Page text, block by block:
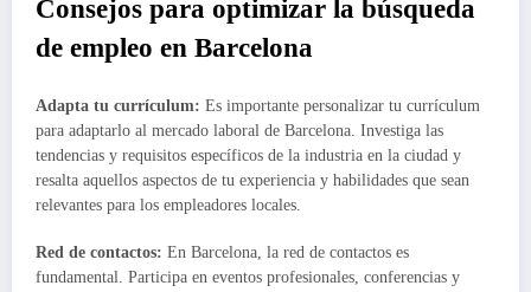
Consejos para optimizar la búsqueda
de empleo en Barcelona
Adapta tu currículum: Es importante personalizar tu currículum
para adaptarlo al mercado laboral de Barcelona. Investiga las
tendencias y requisitos específicos de la industria en la ciudad y
resalta aquellos aspectos de tu experiencia y habilidades que sean
relevantes para los empleadores locales.
Red de contactos: En Barcelona, la red de contactos es
fundamental. Participa en eventos profesionales, conferencias y